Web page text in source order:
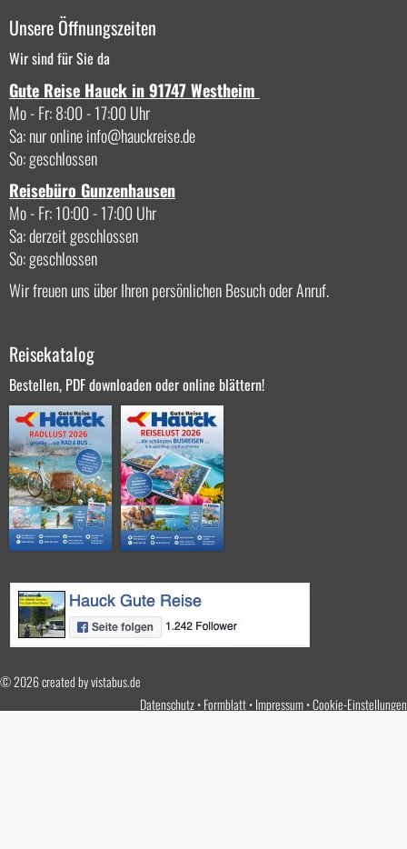
Unsere Öffnungszeiten
Wir sind für Sie da
Gute Reise Hauck in 91747 Westheim
Mo - Fr: 8:00 - 17:00 Uhr
Sa: nur onlineinfo
hauckreise.de
So: geschlossen
Reisebüro Gunzenhausen
Mo - Fr: 10:00 - 17:00 Uhr
Sa: derzeit geschlossen
So: geschlossen
Wir freuen uns über Ihren persönlichen Besuch oder Anruf.
Reisekatalog
Bestellen, PDF downloaden oder online blättern!
© 2026 created byvistabus.de
Datenschutz Formblatt Impressum Cookie-Einstellungen